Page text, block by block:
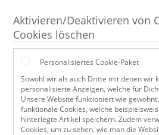
Aktivieren/Deaktivieren von
Cookies löschen
Personalisiertes Cookie-Paket
Sowohl wir als auch Dritte mit denen wir
personalisierte Anzeigen, welche für
Unsere Website funktioniert wie
funktionale Cookies, welche
hinterlegte Artikel speichern. Zudem
Cookies, um zu sehen, wie man die